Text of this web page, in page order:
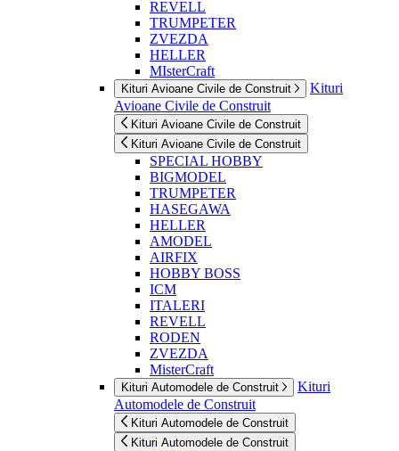
REVELL
TRUMPETER
ZVEZDA
HELLER
MIsterCraft
Kituri Avioane Civile de Construit
Kituri
Avioane Civile de Construit
Kituri Avioane Civile de Construit
Kituri Avioane Civile de Construit
SPECIAL HOBBY
BIGMODEL
TRUMPETER
HASEGAWA
HELLER
AMODEL
AIRFIX
HOBBY BOSS
ICM
ITALERI
REVELL
RODEN
ZVEZDA
MisterCraft
Kituri Automodele de Construit
Kituri
Automodele de Construit
Kituri Automodele de Construit
Kituri Automodele de Construit